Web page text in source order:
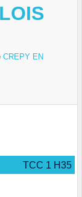
CREPY EN
TCC 1 H35